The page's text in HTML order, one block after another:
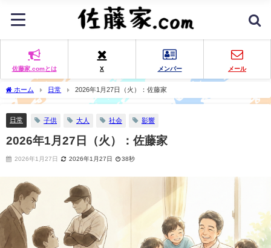
佐藤家.comとは X メンバー メール
ホーム 日常 2026年1月27日（火）：佐藤家
日常 子供 大人 社会 影響
2026年1月27日（火）：佐藤家
2026年1月27日 2026年1月27日 38秒